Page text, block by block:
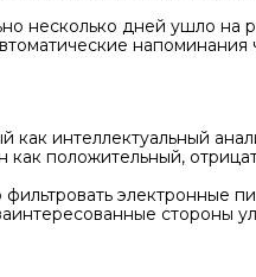
несколько дней ушло на
интеллектуальный
как положительный,
электронные
стороны